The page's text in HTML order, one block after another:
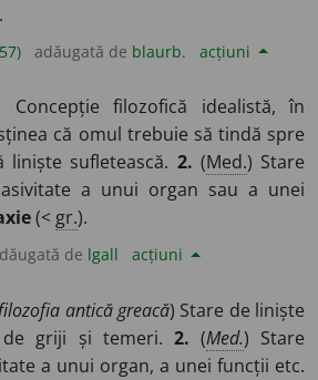
adăugată de blaurb. acțiuni
Concepție filozofică idealistă, în
că omul trebuie să tindă spre
sufletească. 2. (Med.) Stare
a unui organ sau a unei
(< gr.).
de lgall acțiuni
antică greacă) Stare de liniște
de griji și temeri. 2. (Med.) Stare
a unui organ, a unei funcții etc.